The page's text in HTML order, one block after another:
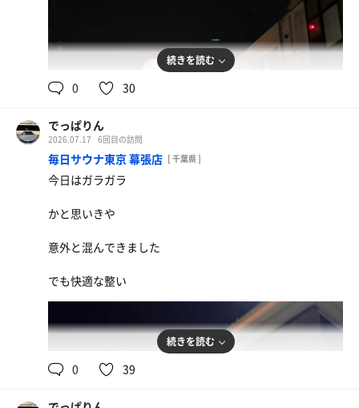
天丼セット
続きを読む
0 30
でっぱりん
2026.07.17 6回目の訪問
毎日サウナ東京 幕張店 [ 千葉県 ]
今日はガラガラ
かと思いきや
意外と混んできました
でも快適な整い
続きを読む
0 39